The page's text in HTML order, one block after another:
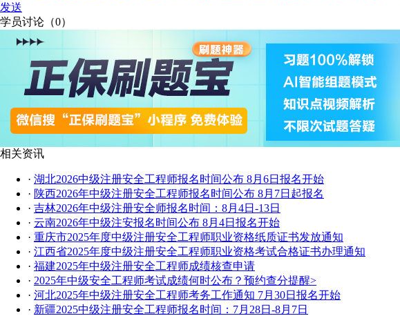
发送
学员讨论（0）
相关资讯
· 湖北2026中级注册安全工程师报名时间公布 8月6日报名开始
· 陕西2026年中级注册安全工程师报名时间公布 8月7日起报名
· 吉林2026年中级注册安全师报名时间：8月4日-13日
· 云南2026年中级注安报名时间公布 8月4日报名开始
· 重庆市2025年度中级注册安全工程师职业资格纸质证书发放通知
· 江西省2025年度中级注册安全工程师职业资格考试合格证书办理通知
· 福建2025年中级注册安全工程师成绩核查申请
· 2025年中级安全工程师考试成绩何时公布？预约查分提醒>
· 河北2025年中级注册安全工程师考务工作通知 7月30日报名开始
· 新疆2025中级注册安全工程师报名时间：7月28日-8月7日